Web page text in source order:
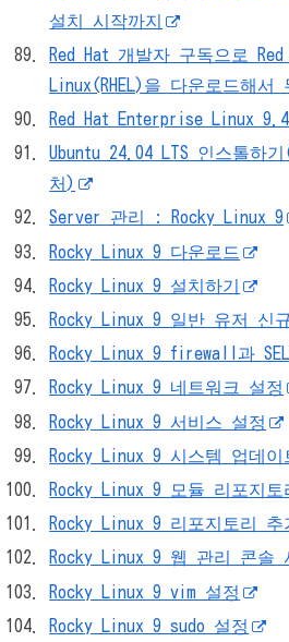
설치 시작까지
Red Hat 개발자 구독으로
Linux(RHEL)을 다운로드해서
Red Hat Enterprise Linux 9.4
Ubuntu 24.04 LTS 인스톨하
처)
Server 관리 : Rocky Linux 9
Rocky Linux 9 다운로드
Rocky Linux 9 설치하기
Rocky Linux 9 일반 유저 신
Rocky Linux 9 firewall과
Rocky Linux 9 네트워크 설정
Rocky Linux 9 서비스 설정
Rocky Linux 9 시스템 업데이
Rocky Linux 9 모듈 리포지토
Rocky Linux 9 리포지토리 추
Rocky Linux 9 웹 관리 콘솔
Rocky Linux 9 vim 설정
Rocky Linux 9 sudo 설정